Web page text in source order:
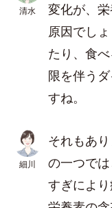
清水
変化が、
原因でし
たり、食
限を伴う
すね。
細川
それもあ
の一つで
すぎにより